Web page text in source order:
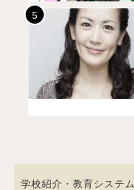
学校紹介・教育システム